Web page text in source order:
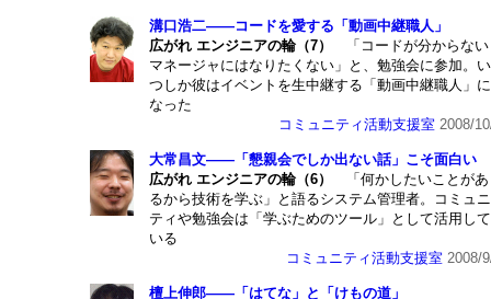
溝口浩二――コードを愛する「動画中継職人」
広がれ エンジニアの輪（7）
「コードが分からない
マネージャにはなりたくない」と、勉強会に参加。い
つしか彼はイベントを生中継する「動画中継職人」に
なった
コミュニティ活動支援室 2008/
大常昌文――「懇親会でしか出ない話」こそ面白い
広がれ エンジニアの輪（6）
「何かしたいことがあ
るから技術を学ぶ」と語るシステム管理者。コミュニ
ティや勉強会は「学ぶためのツール」として活用して
いる
コミュニティ活動支援室 2008/
檀上伸郎――「はてな」と「けもの道」